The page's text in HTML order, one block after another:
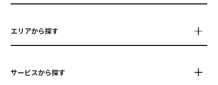
エリアから探す
サービスから探す